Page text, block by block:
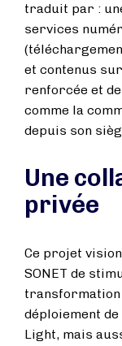
traduit par :
services
et contenus
renforcée et
comme la
depuis son
Une
privée
Ce projet
SONET de
transformation
déploiement
Light, mais